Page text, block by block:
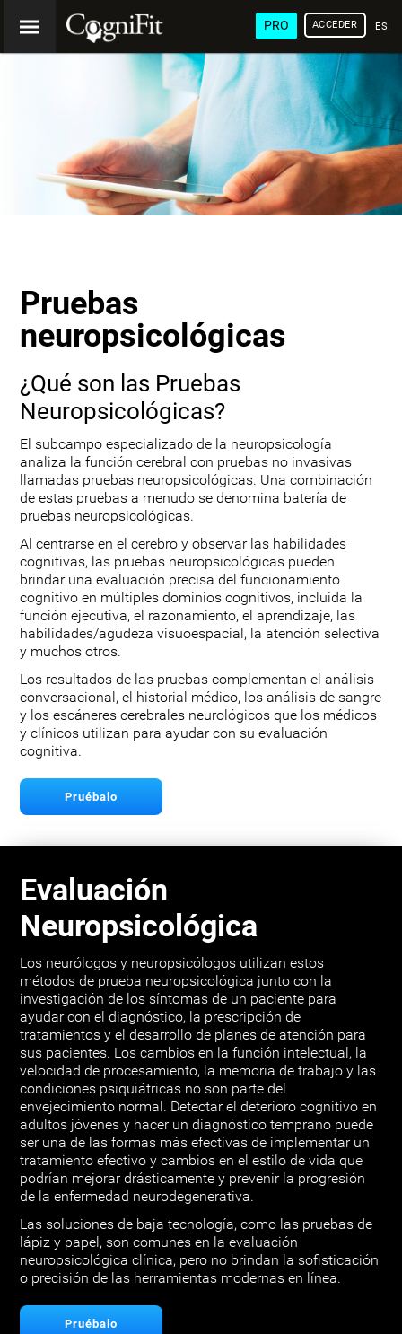
PRO ACCEDER
Pruebas
neuropsicológicas
¿Qué son las Pruebas
Neuropsicológicas?
El subcampo especializado de la neuropsicología
analiza la función cerebral con pruebas no invasivas
llamadas pruebas neuropsicológicas. Una combinación
de estas pruebas a menudo se denomina batería de
pruebas neuropsicológicas.
Al centrarse en el cerebro y observar las habilidades
cognitivas, las pruebas neuropsicológicas pueden
brindar una evaluación precisa del funcionamiento
cognitivo en múltiples dominios cognitivos, incluida la
función ejecutiva, el razonamiento, el aprendizaje, las
habilidades/agudeza visuoespacial, la atención selectiva
y muchos otros.
Los resultados de las pruebas complementan el análisis
conversacional, el historial médico, los análisis de sangre
y los escáneres cerebrales neurológicos que los médicos
y clínicos utilizan para ayudar con su evaluación
cognitiva.
Pruébalo
Evaluación
Neuropsicológica
Los neurólogos y neuropsicólogos utilizan estos
métodos de prueba neuropsicológica junto con la
investigación de los síntomas de un paciente para
ayudar con el diagnóstico, la prescripción de
tratamientos y el desarrollo de planes de atención para
sus pacientes. Los cambios en la función intelectual, la
velocidad de procesamiento, la memoria de trabajo y las
condiciones psiquiátricas no son parte del
envejecimiento normal. Detectar el deterioro cognitivo en
adultos jóvenes y hacer un diagnóstico temprano puede
ser una de las formas más efectivas de implementar un
tratamiento efectivo y cambios en el estilo de vida que
podrían mejorar drásticamente y prevenir la progresión
de la enfermedad neurodegenerativa.
Las soluciones de baja tecnología, como las pruebas de
lápiz y papel, son comunes en la evaluación
neuropsicológica clínica, pero no brindan la sofisticación
o precisión de las herramientas modernas en línea.
Pruébalo